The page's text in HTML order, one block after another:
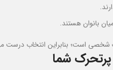
بانوان هستند.
شخصی است؛ بنابراین انتخاب درست
شما